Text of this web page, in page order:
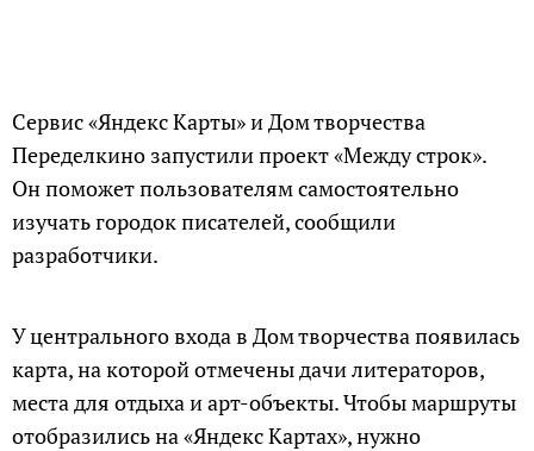
Сервис «Яндекс Карты» и Дом творчества
Переделкино запустили проект «Между строк».
Он поможет пользователям самостоятельно
изучать городок писателей, сообщили
разработчики.
У центрального входа в Дом творчества появилась
карта, на которой отмечены дачи литераторов,
места для отдыха и арт-объекты. Чтобы маршруты
отобразились на «Яндекс Картах», нужно